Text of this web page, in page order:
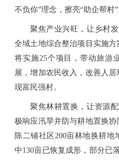
不负你”理念，擦亮“助企帮村”
聚焦产业兴旺，让乡村
全域土地综合整治项目实施方
将实施25个项目，带动旅游
展，增加农民收入，改善人
现富民强村。
聚焦林耕置换，让资源
极响应汛旱并防与耕地置换
陈二铺社区200亩林地换耕
中130亩已恢复成形，部分已